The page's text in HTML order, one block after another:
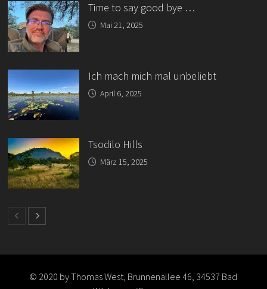
Time to say good bye …
Mai 21, 2025
Ich mach mich mal unbeliebt
April 6, 2025
Tsodilo Hills
März 15, 2025
© 2020 by Thomas West, Brunnenallee 46, 34537 Bad